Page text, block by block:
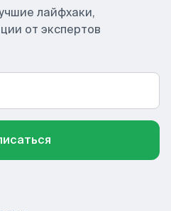
лайфхаки,
от экспертов